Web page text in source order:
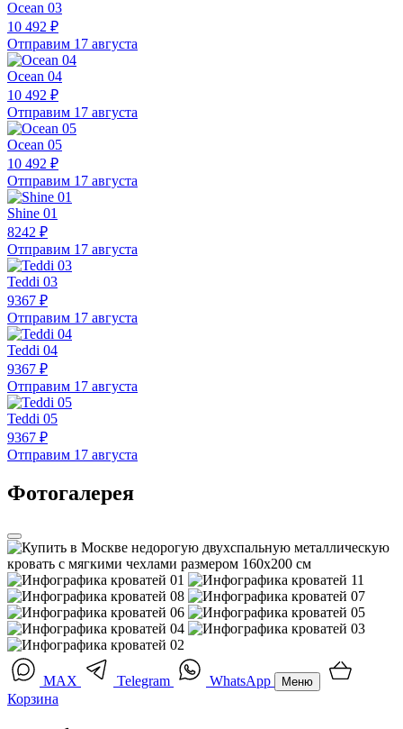
Ocean 03
10 492 ₽
Отправим 17 августа
Ocean 04
10 492 ₽
Отправим 17 августа
Ocean 05
10 492 ₽
Отправим 17 августа
Shine 01
8242 ₽
Отправим 17 августа
Teddi 03
9367 ₽
Отправим 17 августа
Teddi 04
9367 ₽
Отправим 17 августа
Teddi 05
9367 ₽
Отправим 17 августа
Фотогалерея
MAX Telegram WhatsApp Меню
Корзина